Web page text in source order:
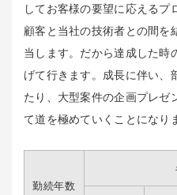
してお客様の要望に応えるプ
顧客と当社の技術者との間を
当します。だから達成した時
げて行きます。成長に伴い、
たり、大型案件の企画プレゼ
て道を極めていくことになり
勤続年数